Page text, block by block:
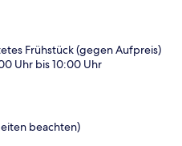
Frühstück (gegen Aufpreis)
Uhr bis 10:00 Uhr
beachten)